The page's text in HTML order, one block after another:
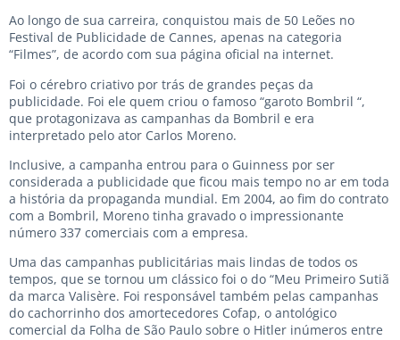
Ao longo de sua carreira, conquistou mais de 50 Leões no
Festival de Publicidade de Cannes, apenas na categoria
“Filmes”, de acordo com sua página oficial na internet.
Foi o cérebro criativo por trás de grandes peças da
publicidade. Foi ele quem criou o famoso “garoto Bombril “,
que protagonizava as campanhas da Bombril e era
interpretado pelo ator Carlos Moreno.
Inclusive, a campanha entrou para o Guinness por ser
considerada a publicidade que ficou mais tempo no ar em toda
a história da propaganda mundial. Em 2004, ao fim do contrato
com a Bombril, Moreno tinha gravado o impressionante
número 337 comerciais com a empresa.
Uma das campanhas publicitárias mais lindas de todos os
tempos, que se tornou um clássico foi o do “Meu Primeiro Sutiã
da marca Valisère. Foi responsável também pelas campanhas
do cachorrinho dos amortecedores Cofap, o antológico
comercial da Folha de São Paulo sobre o Hitler inúmeros entre